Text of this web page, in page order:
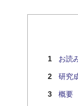
お読
研究
概要